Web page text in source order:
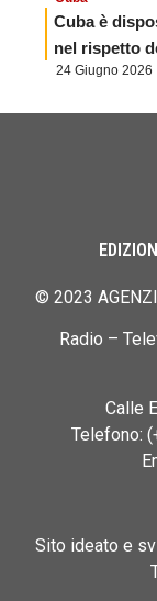
Cuba è
nel rispetto
24 Giugno 2026
© 2023
Radio –
Calle
Telefono:
Sito ideato e